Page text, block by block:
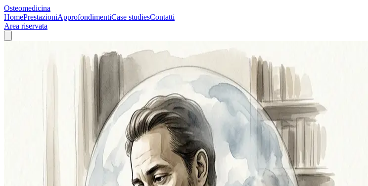
Osteomedicina
HomePrestazioniApprofondimentiCase studiesContatti
Area riservata